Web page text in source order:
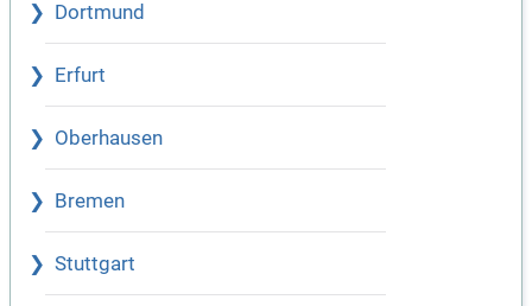
Dortmund
Erfurt
Oberhausen
Bremen
Stuttgart